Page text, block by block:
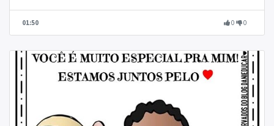
01:50 0 0